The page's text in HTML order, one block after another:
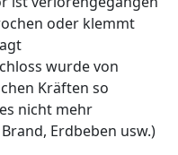
oder klemmt
wurde von
Kräften so
nicht mehr
Erdbeben usw.)